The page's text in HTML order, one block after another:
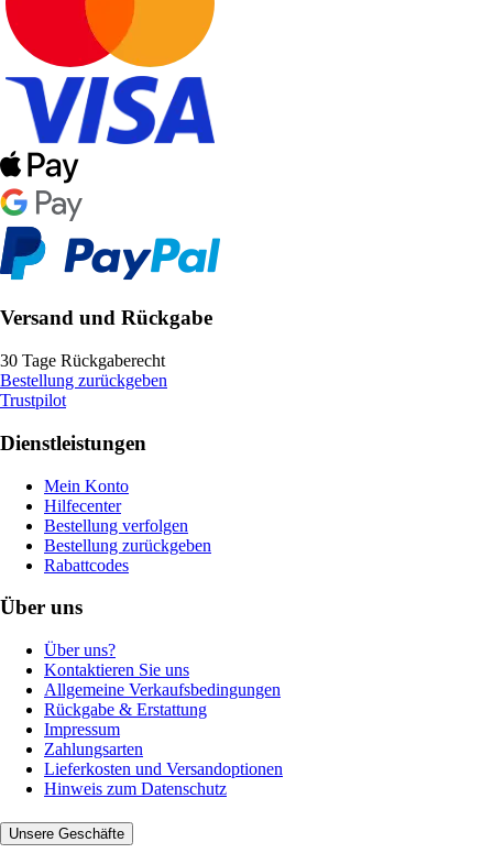
Versand und Rückgabe
30 Tage Rückgaberecht
Bestellung zurückgeben
Trustpilot
Dienstleistungen
Mein Konto
Hilfecenter
Bestellung verfolgen
Bestellung zurückgeben
Rabattcodes
Über uns
Über uns?
Kontaktieren Sie uns
Allgemeine Verkaufsbedingungen
Rückgabe & Erstattung
Impressum
Zahlungsarten
Lieferkosten und Versandoptionen
Hinweis zum Datenschutz
Unsere Geschäfte